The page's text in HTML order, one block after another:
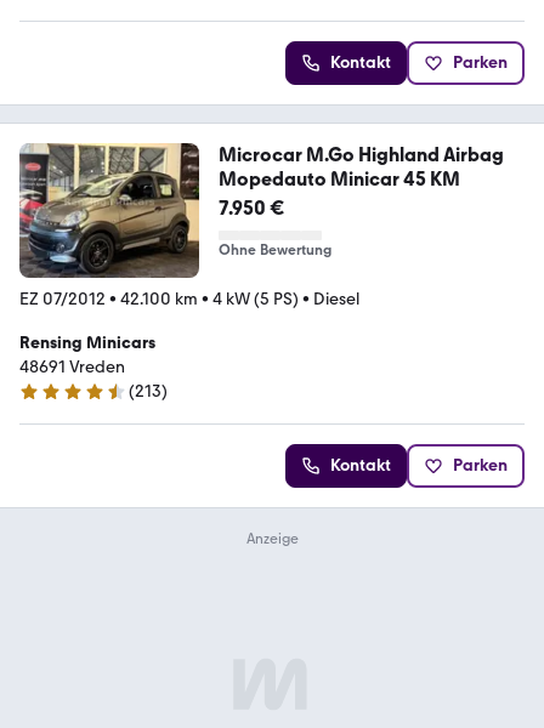
Kontakt Parken
Microcar M.Go Highland Airbag
Mopedauto Minicar 45 KM
7.950 €
Ohne Bewertung
EZ 07/2012 • 42.100 km • 4 kW (5 PS) • Diesel
Rensing Minicars
48691 Vreden
4.7 Sterne
(213)
Kontakt Parken